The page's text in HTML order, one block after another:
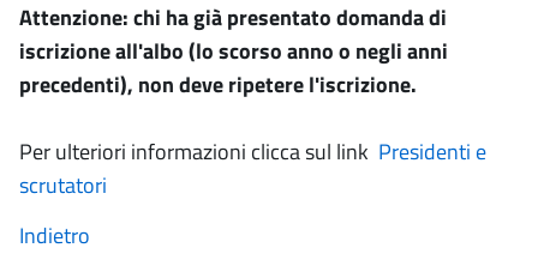
Attenzione: chi ha già presentato domanda di
iscrizione all'albo (lo scorso anno o negli anni
precedenti), non deve ripetere l'iscrizione.
Per ulteriori informazioni clicca sul link Presidenti e
scrutatori
Indietro